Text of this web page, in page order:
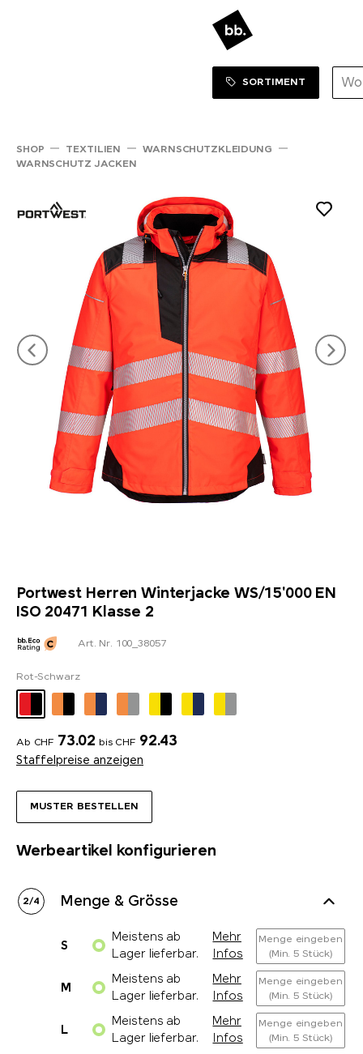
ZUM SHOP
SORTIMENT
SHOP TEXTILIEN
WARNSCHUTZKLEIDUNG
WARNSCHUTZ JACKEN
Portwest Herren Winterjacke WS/15'000 EN
ISO 20471 Klasse 2
MUSTER BESTELLEN
Art. Nr. 100_38057
Rot-Schwarz
Ab CHF 73.02 bis CHF 92.43
Staffelpreise anzeigen
Werbeartikel konfigurieren
2/4 Menge & Grösse
S
Meistens ab
Lager lieferbar.
Mehr
Infos
Menge eingeben
(Min. 5 Stück)
M
Meistens ab
Lager lieferbar.
Mehr
Infos
Menge eingeben
(Min. 5 Stück)
L
Meistens ab
Lager lieferbar.
Mehr
Infos
Menge eingeben
(Min. 5 Stück)